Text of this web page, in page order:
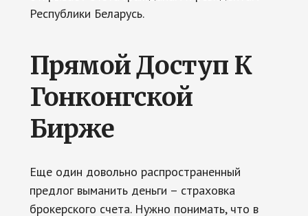
Республики Беларусь.
Прямой Доступ К
Гонконгской
Бирже
Еще один довольно распространенный
предлог выманить деньги – страховка
брокерского счета. Нужно понимать, что в